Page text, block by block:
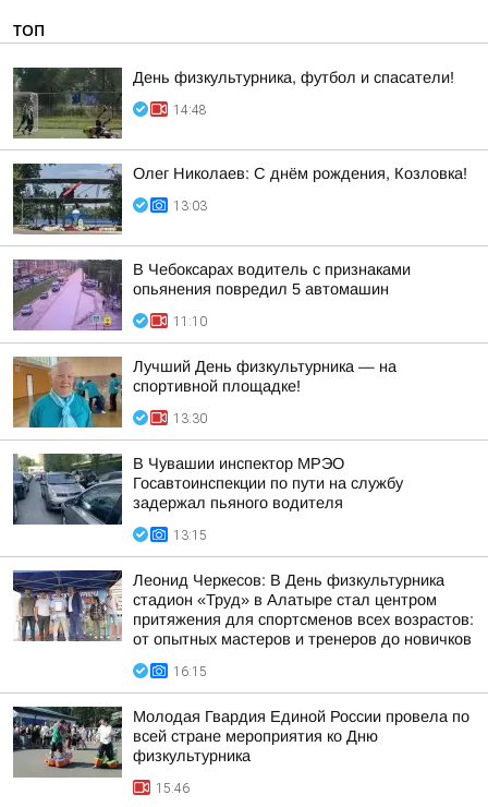
ТОП
День физкультурника, футбол и спасатели!
14:48
Олег Николаев: С днём рождения, Козловка!
13:03
В Чебоксарах водитель с признаками
опьянения повредил 5 автомашин
11:10
Лучший День физкультурника — на
спортивной площадке!
13:30
В Чувашии инспектор МРЭО
Госавтоинспекции по пути на службу
задержал пьяного водителя
13:15
Леонид Черкесов: В День физкультурника
стадион «Труд» в Алатыре стал центром
притяжения для спортсменов всех возрастов:
от опытных мастеров и тренеров до новичков
16:15
Молодая Гвардия Единой России провела по
всей стране мероприятия ко Дню
физкультурника
15:46